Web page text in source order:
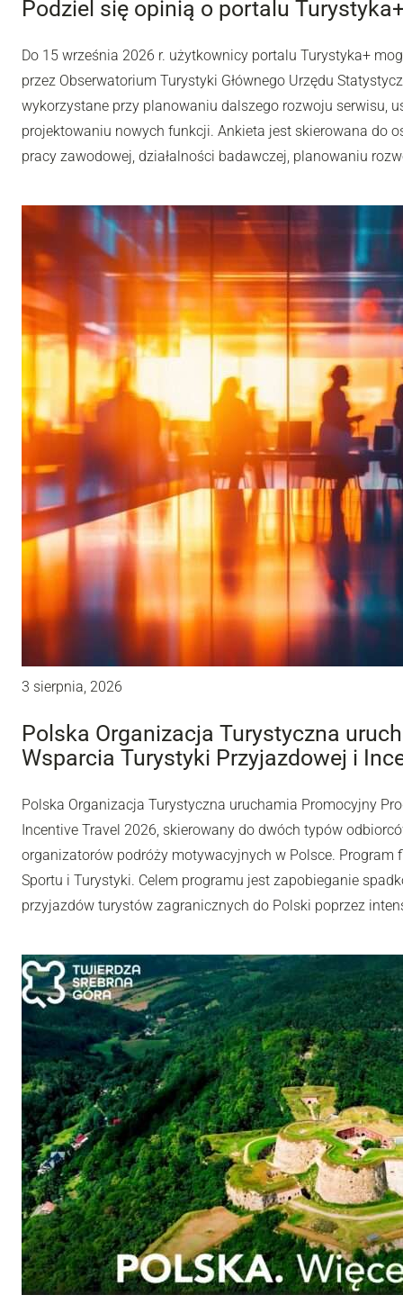
Podziel się opinią o portalu
Do 15 września 2026 r. użytkownicy portalu Turystyka+
przez Obserwatorium Turystyki Głównego Urzędu
wykorzystane przy planowaniu dalszego rozwoju serwisu,
projektowaniu nowych funkcji. Ankieta jest skierowana do
pracy zawodowej, działalności badawczej, planowaniu
3 sierpnia, 2026
Polska Organizacja Turystyczna
Wsparcia Turystyki Przyjazdowej i
Polska Organizacja Turystyczna uruchamia Promocyjny
Incentive Travel 2026, skierowany do dwóch typów
organizatorów podróży motywacyjnych w Polsce.
Sportu i Turystyki. Celem programu jest zapobieganie
przyjazdów turystów zagranicznych do Polski poprzez